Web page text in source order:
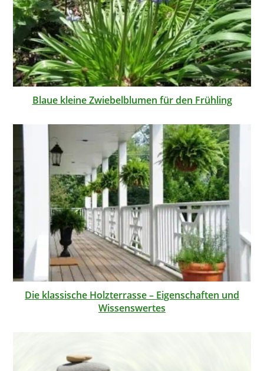
Blaue kleine Zwiebelblumen für den Frühling
Die klassische Holzterrasse – Eigenschaften und
Wissenswertes